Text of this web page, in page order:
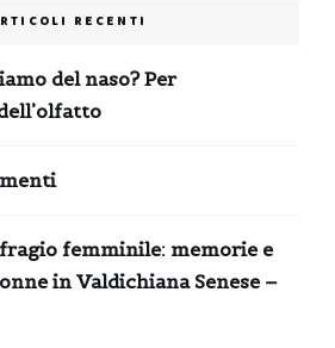
RECENTI
del naso? Per
femminile: memorie e
in Valdichiana Senese –